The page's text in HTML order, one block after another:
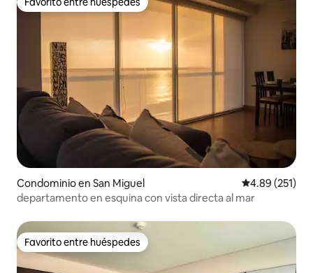
Favorito entre huéspedes
Condominio en San Miguel Calificación
4.89 (251)
departamento en esquina con vista directa al mar
Favorito entre huéspedes
Favorito entre huéspedes